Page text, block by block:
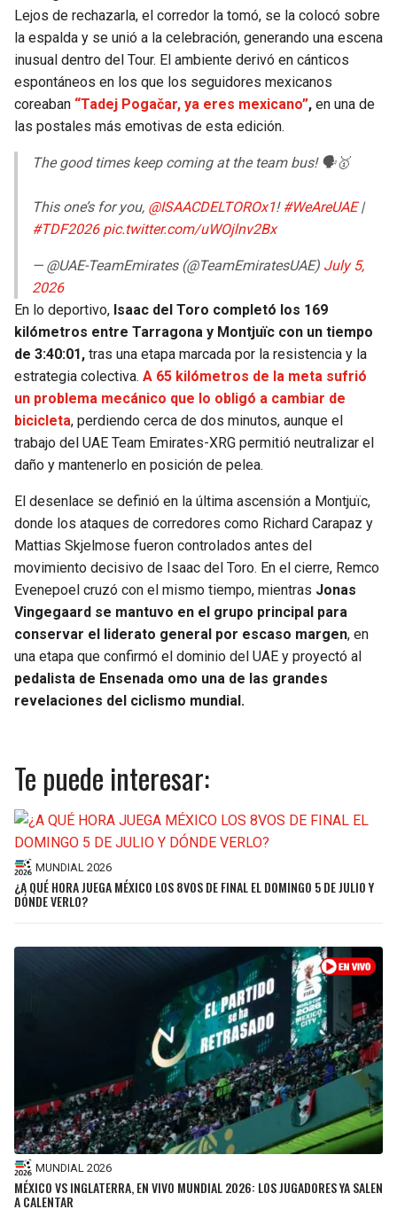
Lejos de rechazarla, el corredor la tomó, se la colocó sobre
la espalda y se unió a la celebración, generando una escena
inusual dentro del Tour. El ambiente derivó en cánticos
espontáneos en los que los seguidores mexicanos
coreaban “Tadej Pogačar, ya eres mexicano”, en una de
las postales más emotivas de esta edición.
The good times keep coming at the team bus! 🗣️🥇
This one’s for you, @ISAACDELTOROx1!#WeAreUAE|
#TDF2026 pic.twitter.com/uWOjlnv2Bx
— @UAE-TeamEmirates (@TeamEmiratesUAE) July 5,
2026
En lo deportivo, Isaac del Toro completó los 169
kilómetros entre Tarragona y Montjuïc con un tiempo
de 3:40:01, tras una etapa marcada por la resistencia y la
estrategia colectiva. A 65 kilómetros de la meta sufrió
un problema mecánico que lo obligó a cambiar de
bicicleta, perdiendo cerca de dos minutos, aunque el
trabajo del UAE Team Emirates-XRG permitió neutralizar el
daño y mantenerlo en posición de pelea.
El desenlace se definió en la última ascensión a Montjuïc,
donde los ataques de corredores como Richard Carapaz y
Mattias Skjelmose fueron controlados antes del
movimiento decisivo de Isaac del Toro. En el cierre, Remco
Evenepoel cruzó con el mismo tiempo, mientras Jonas
Vingegaard se mantuvo en el grupo principal para
conservar el liderato general por escaso margen, en
una etapa que confirmó el dominio del UAE y proyectó al
pedalista de Ensenada omo una de las grandes
revelaciones del ciclismo mundial.
Te puede interesar:
MUNDIAL 2026
¿A QUÉ HORA JUEGA MÉXICO LOS 8VOS DE FINAL EL DOMINGO 5 DE JULIO Y
DÓNDE VERLO?
MUNDIAL 2026
MÉXICO VS INGLATERRA, EN VIVO MUNDIAL 2026: LOS JUGADORES YA SALEN
A CALENTAR